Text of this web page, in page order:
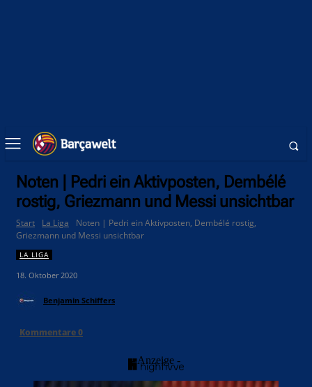
Noten | Pedri ein Aktivposten, Dembélé
rostig, Griezmann und Messi unsichtbar
Start La Liga
Noten | Pedri ein Aktivposten, Dembélé rostig,
Griezmann und Messi unsichtbar
LA LIGA
18. Oktober 2020
Benjamin Schiffers
Kommentare0
- Anzeige -